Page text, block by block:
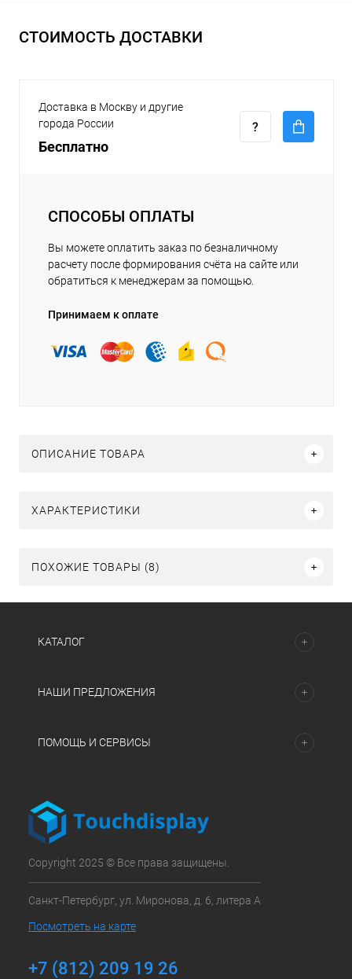
СТОИМОСТЬ ДОСТАВКИ
Доставка в Москву и другие
города России
Бесплатно
СПОСОБЫ ОПЛАТЫ
Вы можете оплатить заказ по безналичному
расчету после формирования счёта на сайте или
обратиться к менеджерам за помощью.
Принимаем к оплате
ОПИСАНИЕ ТОВАРА
ХАРАКТЕРИСТИКИ
ПОХОЖИЕ ТОВАРЫ (8)
КАТАЛОГ
НАШИ ПРЕДЛОЖЕНИЯ
ПОМОЩЬ И СЕРВИСЫ
Copyright 2025 © Все права защищены.
Санкт-Петербург, ул. Миронова, д. 6, литера А
Посмотреть на карте
+7 (812) 209 19 26